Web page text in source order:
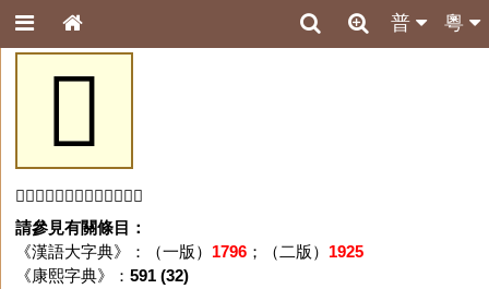
粵
普
𤅊
「𤅊」字未收錄於本資料庫。
請參見有關條目：
《漢語大字典》：（一版） 1796；（二版） 1925
《康熙字典》： 591 (32)